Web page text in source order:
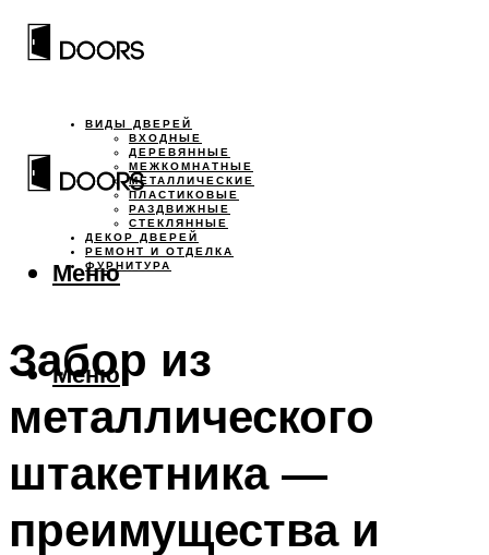
ВИДЫ ДВЕРЕЙ
ВХОДНЫЕ
ДЕРЕВЯННЫЕ
МЕЖКОМНАТНЫЕ
МЕТАЛЛИЧЕСКИЕ
ПЛАСТИКОВЫЕ
РАЗДВИЖНЫЕ
СТЕКЛЯННЫЕ
ДЕКОР ДВЕРЕЙ
РЕМОНТ И ОТДЕЛКА
ФУРНИТУРА
Меню
Меню
Забор из
металлического
штакетника —
преимущества и